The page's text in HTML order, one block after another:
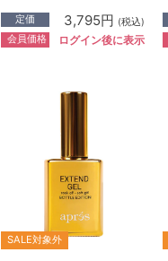
定価 3,795円 (税込)
会員価格 ログイン後に表示
SALE対象外